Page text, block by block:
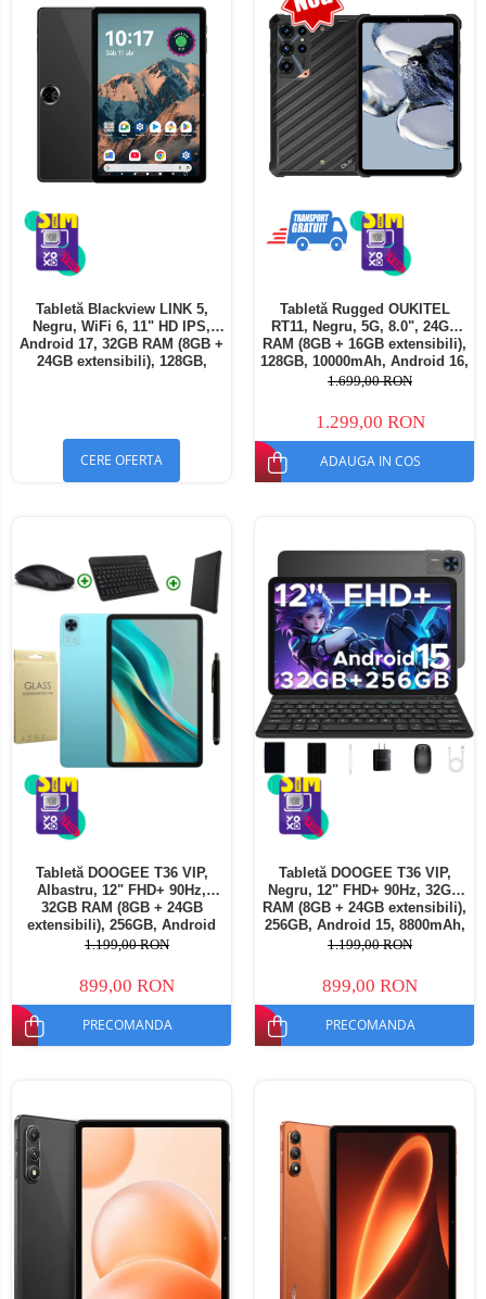
Tabletă Blackview LINK 5,
Negru, WiFi 6, 11" HD IPS,
Android 17, 32GB RAM (8GB +
24GB extensibili), 128GB,
CERE OFERTA
Tabletă Rugged OUKITEL
RT11, Negru, 5G, 8.0", 24GB
RAM (8GB + 16GB extensibili),
128GB, 10000mAh, Android 16,
Cameră 16MP AI, Dock
1.699,00 RON
1.299,00 RON
ADAUGA IN COS
Tabletă DOOGEE T36 VIP,
Albastru, 12" FHD+ 90Hz,
32GB RAM (8GB + 24GB
extensibili), 256GB, Android
15, 8800mAh, Dual SIM
1.199,00 RON
899,00 RON
PRECOMANDA
Tabletă DOOGEE T36 VIP,
Negru, 12" FHD+ 90Hz, 32GB
RAM (8GB + 24GB extensibili),
256GB, Android 15, 8800mAh,
Dual SIM
1.199,00 RON
899,00 RON
PRECOMANDA